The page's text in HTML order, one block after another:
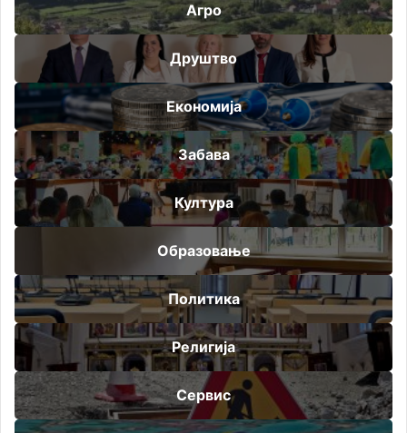
Агро
Друштво
Економија
Забава
Култура
Образовање
Политика
Религија
Сервис